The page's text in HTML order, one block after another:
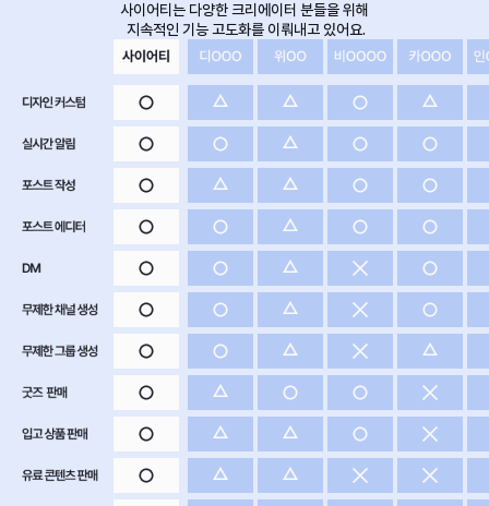
사이어티는 다양한 크리에이터 분들을 위해
지속적인 기능 고도화를 이뤄내고 있어요.